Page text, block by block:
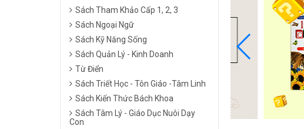
Sách Tham Khảo Cấp 1, 2, 3
Sách Ngoại Ngữ
Sách Kỹ Năng Sống
Sách Quản Lý - Kinh Doanh
Từ Điển
Sách Triết Học - Tôn Giáo -Tâm Linh
Sách Kiến Thức Bách Khoa
Sách Tâm Lý - Giáo Dục Nuôi Dạy
Con